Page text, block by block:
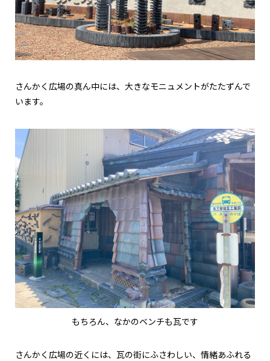
さんかく広場の真ん中には、大きなモニュメントがたたずんで
います。
もちろん、なかのベンチも瓦です
さんかく広場の近くには、瓦の街にふさわしい、情緒あふれる